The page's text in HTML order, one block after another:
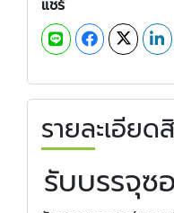
แชร์
รายละเอียด
รับบรรจุ